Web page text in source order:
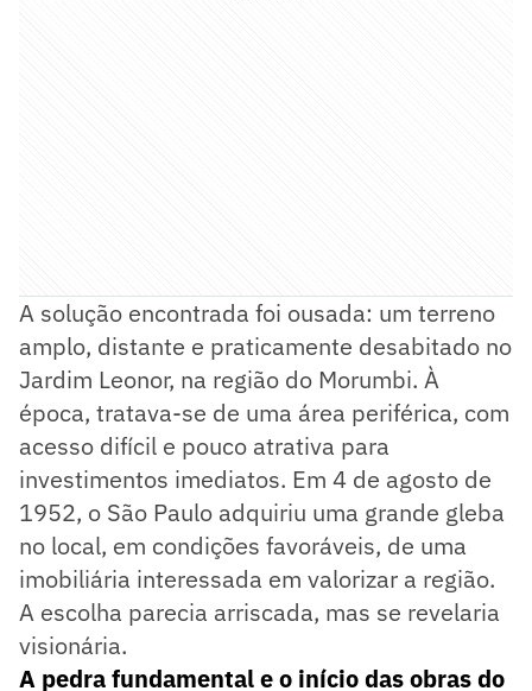
A solução encontrada foi ousada: um terreno
amplo, distante e praticamente desabitado no
Jardim Leonor, na região do Morumbi. À
época, tratava-se de uma área periférica, com
acesso difícil e pouco atrativa para
investimentos imediatos. Em 4 de agosto de
1952, o São Paulo adquiriu uma grande gleba
no local, em condições favoráveis, de uma
imobiliária interessada em valorizar a região.
A escolha parecia arriscada, mas se revelaria
visionária.
A pedra fundamental e o início das obras do